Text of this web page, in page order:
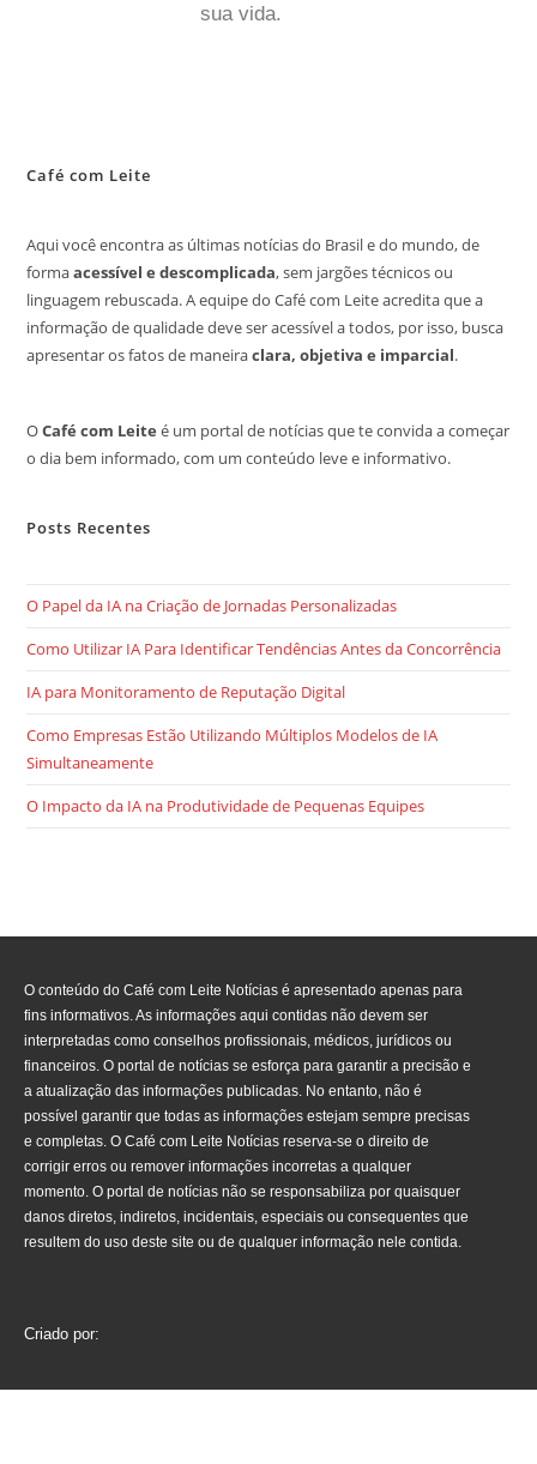
sua vida.
Café com Leite
Aqui você encontra as últimas notícias do Brasil e do mundo, de
formaacessível e descomplicada, sem jargões técnicos ou
linguagem rebuscada. A equipe do Café com Leite acredita que a
informação de qualidade deve ser acessível a todos, por isso, busca
apresentar os fatos de maneiraclara, objetiva e imparcial.
OCafé com Leite é um portal de notícias que te convida a começar
o dia bem informado, com um conteúdo leve e informativo.
Posts Recentes
O Papel da IA na Criação de Jornadas Personalizadas
Como Utilizar IA Para Identificar Tendências Antes da Concorrência
IA para Monitoramento de Reputação Digital
Como Empresas Estão Utilizando Múltiplos Modelos de IA
Simultaneamente
O Impacto da IA na Produtividade de Pequenas Equipes
O conteúdo do Café com Leite Notícias é apresentado apenas para
fins informativos. As informações aqui contidas não devem ser
interpretadas como conselhos profissionais, médicos, jurídicos ou
financeiros. O portal de notícias se esforça para garantir a precisão e
a atualização das informações publicadas. No entanto, não é
possível garantir que todas as informações estejam sempre precisas
e completas. O Café com Leite Notícias reserva-se o direito de
corrigir erros ou remover informações incorretas a qualquer
momento. O portal de notícias não se responsabiliza por quaisquer
danos diretos, indiretos, incidentais, especiais ou consequentes que
resultem do uso deste site ou de qualquer informação nele contida.
Criado por: